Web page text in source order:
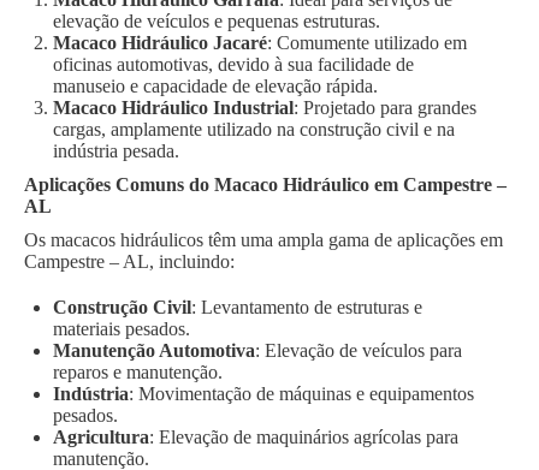
elevação de veículos e pequenas estruturas.
Macaco Hidráulico Jacaré: Comumente utilizado em
oficinas automotivas, devido à sua facilidade de
manuseio e capacidade de elevação rápida.
Macaco Hidráulico Industrial: Projetado para grandes
cargas, amplamente utilizado na construção civil e na
indústria pesada.
Aplicações Comuns do Macaco Hidráulico em Campestre –
AL
Os macacos hidráulicos têm uma ampla gama de aplicações em
Campestre – AL, incluindo:
Construção Civil: Levantamento de estruturas e
materiais pesados.
Manutenção Automotiva: Elevação de veículos para
reparos e manutenção.
Indústria: Movimentação de máquinas e equipamentos
pesados.
Agricultura: Elevação de maquinários agrícolas para
manutenção.